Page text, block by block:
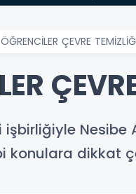
ÖĞRENCİLER ÇEVRE
işbirliğiyle Nesibe
dikkat